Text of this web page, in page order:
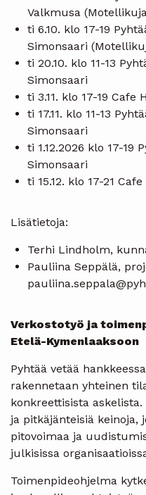
Valkmusa
ti 6.10. klo 17-19
Simonsaari
ti 20.10. klo 11-13
Simonsaari
ti 3.11. klo 17-19 Cafe
ti 17.11. klo 11-13
Simonsaari
ti 1.12.2026 klo 17-19
Simonsaari
ti 15.12. klo 17-21
Lisätietoja:
Terhi Lindholm,
Pauliina Seppälä,
Verkostotyö ja
Etelä-Kymenlaaksoon
Pyhtää vetää
rakennetaan yhteinen
konkreettisista
ja pitkäjänteisiä keinoja,
pitovoimaa ja
julkisissa
Toimenpideohjelma